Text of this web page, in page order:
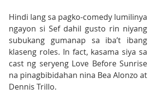
Hindi lang sa pagko-comedy lumilinya
ngayon si Sef dahil gusto rin niyang
subukang gumanap sa iba’t ibang
klaseng roles. In fact, kasama siya sa
cast ng seryeng Love Before Sunrise
na pinagbibidahan nina Bea Alonzo at
Dennis Trillo.